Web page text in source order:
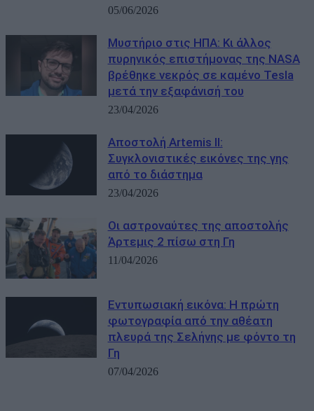
05/06/2026
Μυστήριο στις ΗΠΑ: Κι άλλος
πυρηνικός επιστήμονας της NASA
βρέθηκε νεκρός σε καμένο Tesla
μετά την εξαφάνισή του
23/04/2026
Αποστολή Artemis II:
Συγκλονιστικές εικόνες της γης
από το διάστημα
23/04/2026
Οι αστροναύτες της αποστολής
Άρτεμις 2 πίσω στη Γη
11/04/2026
Εντυπωσιακή εικόνα: Η πρώτη
φωτογραφία από την αθέατη
πλευρά της Σελήνης με φόντο τη
Γη
07/04/2026